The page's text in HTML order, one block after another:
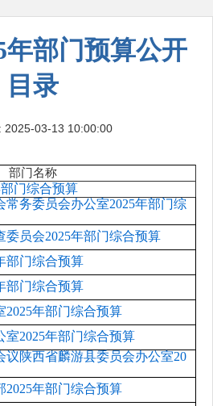
年部门预算公开
目录
2025-03-13 10:00:00
部门名称
门综合预算
常务委员会办公室2025年部门综
委员会2025年部门综合预算
部门综合预算
部门综合预算
2025年部门综合预算
室2025年部门综合预算
议陕西省麟游县委员会办公室20
2025年部门综合预算